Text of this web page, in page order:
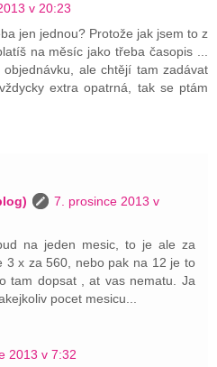
v 20:23
jen jednou? Protože jak jsem to z
na měsíc jako třeba časopis ...
ale chtějí tam zadávat
extra opatrná, tak se ptám
7. prosince 2013 v
na jeden mesic, to je ale za
3 x za 560, nebo pak na 12 je to
tam dopsat , at vas nematu. Ja
pocet mesicu...
2013 v 7:32